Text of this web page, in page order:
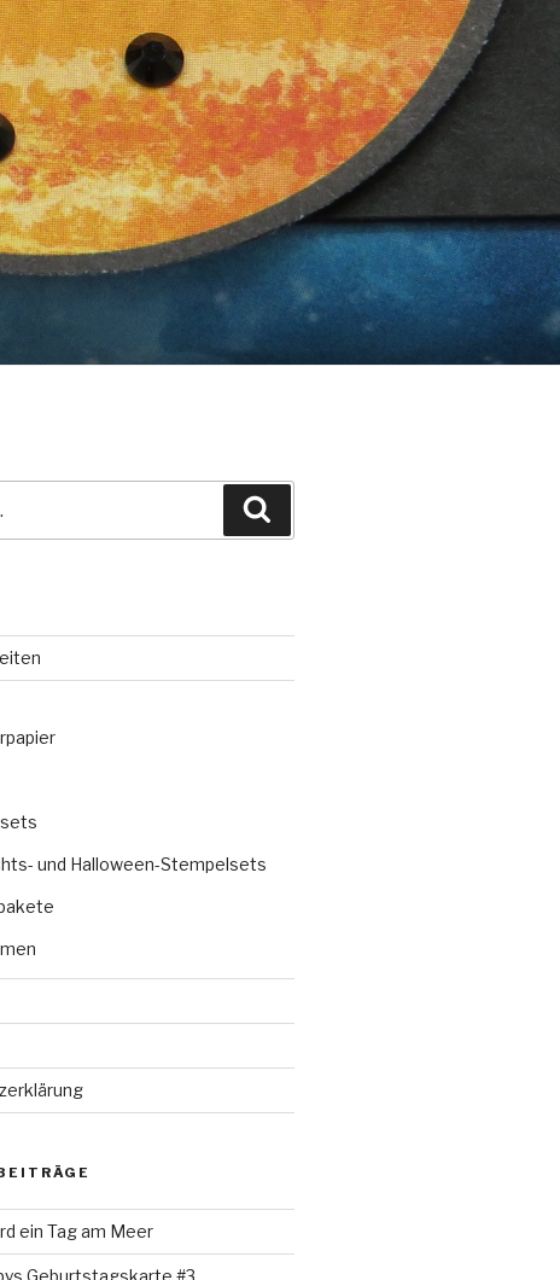
und Halloween-Stempelsets
ein Tag am Meer
Geburtstagskarte #3